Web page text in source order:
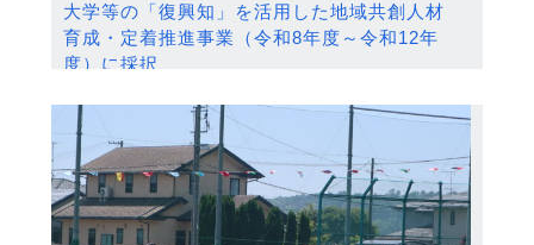
大学等の「復興知」を活用した地域共創人材
育成・定着推進事業（令和8年度～令和12年
度）に採択